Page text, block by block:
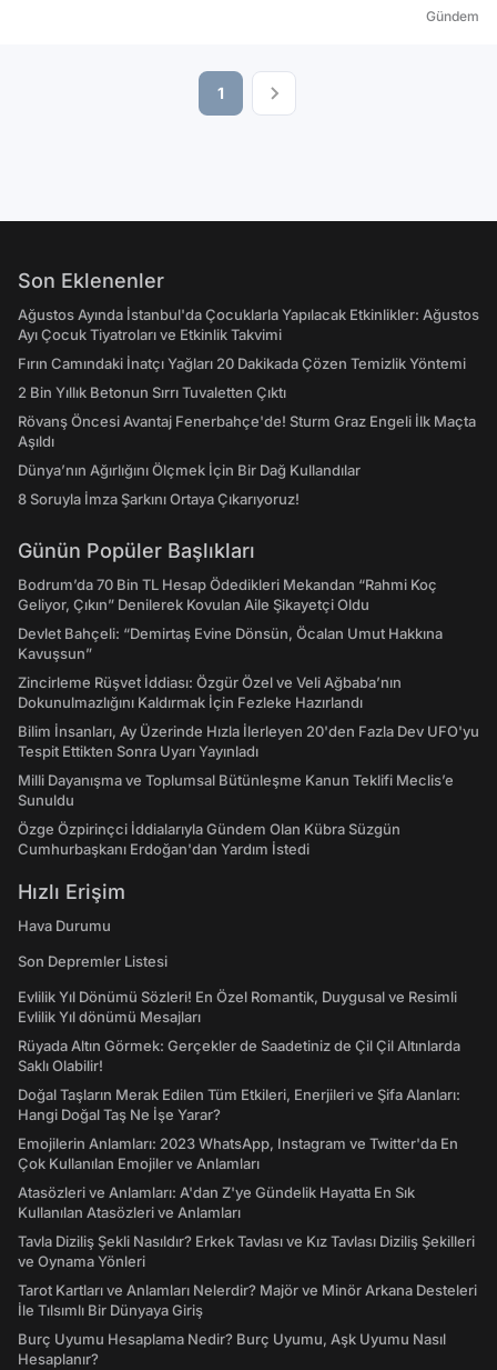
Gündem
1
Son Eklenenler
Ağustos Ayında İstanbul'da Çocuklarla Yapılacak Etkinlikler: Ağustos
Ayı Çocuk Tiyatroları ve Etkinlik Takvimi
Fırın Camındaki İnatçı Yağları 20 Dakikada Çözen Temizlik Yöntemi
2 Bin Yıllık Betonun Sırrı Tuvaletten Çıktı
Rövanş Öncesi Avantaj Fenerbahçe'de! Sturm Graz Engeli İlk Maçta
Aşıldı
Dünya’nın Ağırlığını Ölçmek İçin Bir Dağ Kullandılar
8 Soruyla İmza Şarkını Ortaya Çıkarıyoruz!
Günün Popüler Başlıkları
Bodrum’da 70 Bin TL Hesap Ödedikleri Mekandan “Rahmi Koç
Geliyor, Çıkın” Denilerek Kovulan Aile Şikayetçi Oldu
Devlet Bahçeli: “Demirtaş Evine Dönsün, Öcalan Umut Hakkına
Kavuşsun”
Zincirleme Rüşvet İddiası: Özgür Özel ve Veli Ağbaba’nın
Dokunulmazlığını Kaldırmak İçin Fezleke Hazırlandı
Bilim İnsanları, Ay Üzerinde Hızla İlerleyen 20'den Fazla Dev UFO'yu
Tespit Ettikten Sonra Uyarı Yayınladı
Milli Dayanışma ve Toplumsal Bütünleşme Kanun Teklifi Meclis’e
Sunuldu
Özge Özpirinçci İddialarıyla Gündem Olan Kübra Süzgün
Cumhurbaşkanı Erdoğan'dan Yardım İstedi
Hızlı Erişim
Hava Durumu
Son Depremler Listesi
Evlilik Yıl Dönümü Sözleri! En Özel Romantik, Duygusal ve Resimli
Evlilik Yıl dönümü Mesajları
Rüyada Altın Görmek: Gerçekler de Saadetiniz de Çil Çil Altınlarda
Saklı Olabilir!
Doğal Taşların Merak Edilen Tüm Etkileri, Enerjileri ve Şifa Alanları:
Hangi Doğal Taş Ne İşe Yarar?
Emojilerin Anlamları: 2023 WhatsApp, Instagram ve Twitter'da En
Çok Kullanılan Emojiler ve Anlamları
Atasözleri ve Anlamları: A'dan Z'ye Gündelik Hayatta En Sık
Kullanılan Atasözleri ve Anlamları
Tavla Diziliş Şekli Nasıldır? Erkek Tavlası ve Kız Tavlası Diziliş Şekilleri
ve Oynama Yönleri
Tarot Kartları ve Anlamları Nelerdir? Majör ve Minör Arkana Desteleri
İle Tılsımlı Bir Dünyaya Giriş
Burç Uyumu Hesaplama Nedir? Burç Uyumu, Aşk Uyumu Nasıl
Hesaplanır?